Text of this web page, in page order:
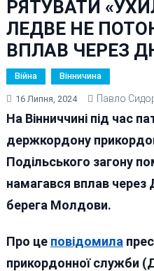
РЯТУВАТИ
ЛЕДВЕ НЕ
ВПЛАВ ЧЕРЕЗ
Війна Вінничина
16 Липня, 2024 Павло
На Вінниччині під час
держкордону
Подільського загону
намагався вплав через
берега Молдови.
Про це повідомила
прикордонної служби